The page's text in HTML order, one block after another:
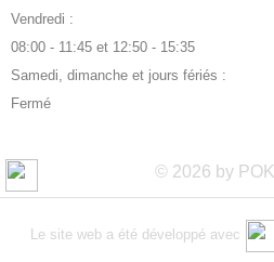
Vendredi :
08:00 - 11:45 et 12:50 - 15:35
Samedi, dimanche et jours fériés :
Fermé
© 2026 by POK
Le site web a été développé avec